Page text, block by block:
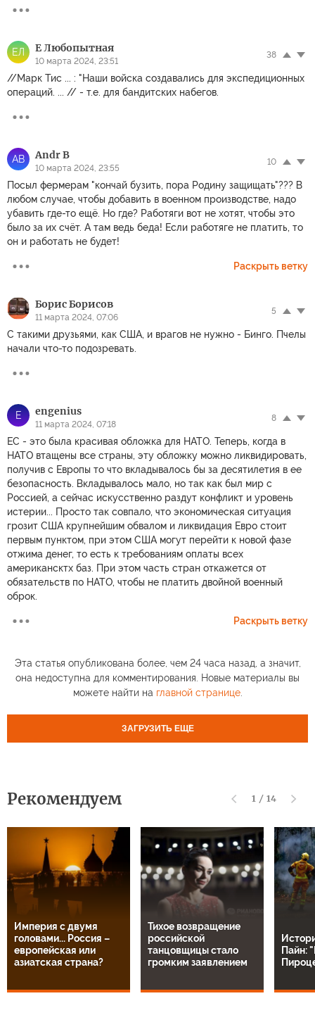
ЕЛ Е Любопытная
10 марта 2024, 23:51
38
//Марк Тис ... : "Наши войска создавались для экспедиционных
операций. ... // - т.е. для бандитских набегов.
AB Andr B
10 марта 2024, 23:55
10
Посыл фермерам "кончай бузить, пора Родину защищать"??? В
любом случае, чтобы добавить в военном производстве, надо
убавить где-то ещё. Но где? Работяги вот не хотят, чтобы это
было за их счёт. А там ведь беда! Если работяге не платить, то
он и работать не будет!
Раскрыть ветку
Борис Борисов
11 марта 2024, 07:06
5
С такими друзьями, как США, и врагов не нужно - Бинго. Пчелы
начали что-то подозревать.
E engenius
11 марта 2024, 07:18
8
ЕС - это была красивая обложка для НАТО. Теперь, когда в
НАТО втащены все страны, эту обложку можно ликвидировать,
получив с Европы то что вкладывалось бы за десятилетия в ее
безопасность. Вкладывалось мало, но так как был мир с
Россией, а сейчас искусственно раздут конфликт и уровень
истерии... Просто так совпало, что экономическая ситуация
грозит США крупнейшим обвалом и ликвидация Евро стоит
первым пунктом, при этом США могут перейти к новой фазе
отжима денег, то есть к требованиям оплаты всех
американсктх баз. При этом часть стран откажется от
обязательств по НАТО, чтобы не платить двойной военный
оброк.
Раскрыть ветку
Эта статья опубликована более, чем 24 часа назад, а значит,
она недоступна для комментирования. Новые материалы вы
можете найти на главной странице.
ЗАГРУЗИТЬ ЕЩЕ
Рекомендуем 1 / 14
Империя с двумя
головами... Россия –
европейская или
азиатская страна?
Тихое возвращение
российской
танцовщицы стало
громким заявлением
Пайн: